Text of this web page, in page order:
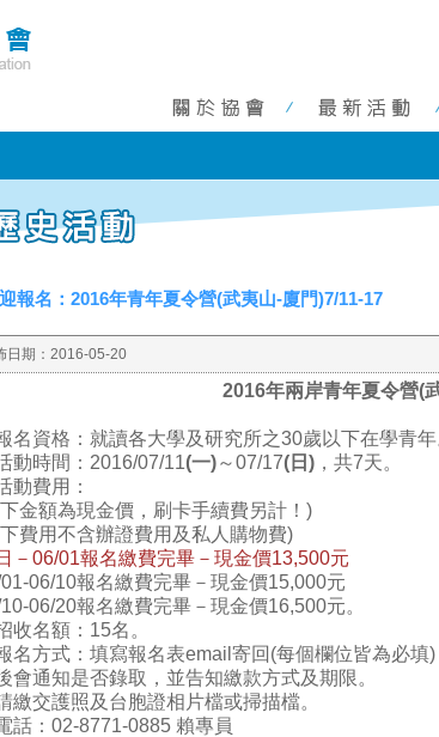
報名：2016年青年夏令營(武夷山-廈門)7/11-17
期： 2016-05-20
2016年兩岸青年夏令營(
名資格：就讀各大學及研究所之30歲以下在學青年
動時間：2016/07/11(一)～07/17(日) ，共7天。
動費用：
金額為現金價，刷卡手續費另計！)
費用不含辦證費用及私人購物費)
－06/01報名繳費完畢－現金價13,500元
06/10報名繳費完畢－現金價15,000元
06/20報名繳費完畢－現金價16,500元。
收名額：15名。
名方式：填寫報名表email寄回(每個欄位皆為必填
會通知是否錄取，並告知繳款方式及期限。
繳交護照及台胞證相片檔或掃描檔。
話：02-8771-0885 賴專員